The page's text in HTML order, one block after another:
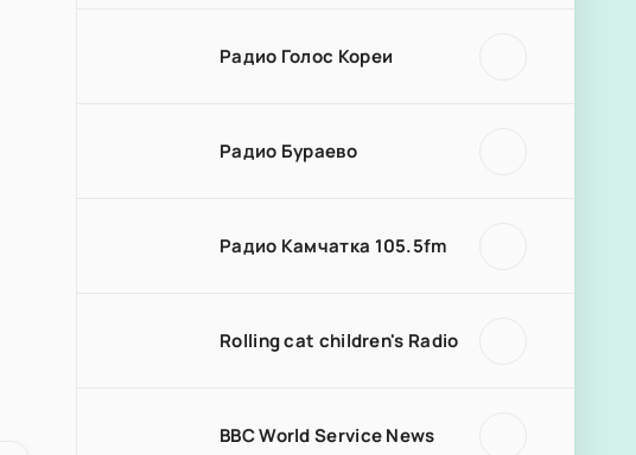
Радио Голос Кореи
Радио Бураево
Радио Камчатка 105.5fm
Rolling cat children's Radio
BBC World Service News